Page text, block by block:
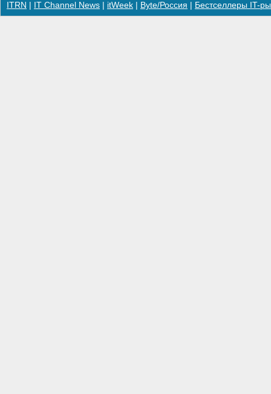
ITRN IT Channel News itWeek Byte/Россия Бестселлеры IT-